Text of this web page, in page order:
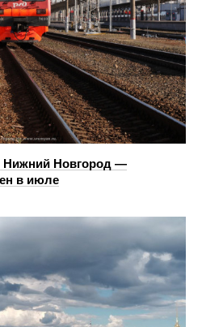
Нижний Новгород —
в июле